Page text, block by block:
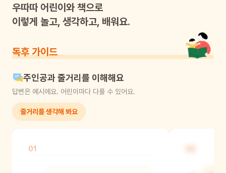
우따따어린이와 책으로
이렇게 놀고, 생각하고, 배워요.
독후 가이드
주인공과 줄거리를 이해해요
답변은 예시에요. 어린이마다 다를 수 있어요.
줄거리를 생각해 봐요
01